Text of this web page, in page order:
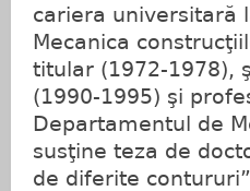
cariera universitară
Mecanica
titular (1972-1978),
(1990-1995) şi
Departamentul de
susţine teza de
de diferite